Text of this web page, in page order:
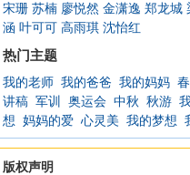
宋珊 苏楠 廖悦然 金潇逸 郑龙城
涵 叶可可 高雨琪 沈怡红
热门主题
我的老师 我的爸爸 我的妈妈
讲稿 军训 奥运会 中秋 秋游
想 妈妈的爱 心灵美 我的梦想
版权声明